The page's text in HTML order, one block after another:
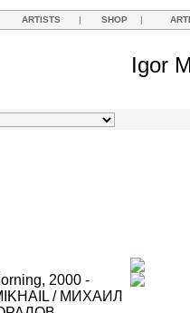
ARTISTS | SHOP |
Igor